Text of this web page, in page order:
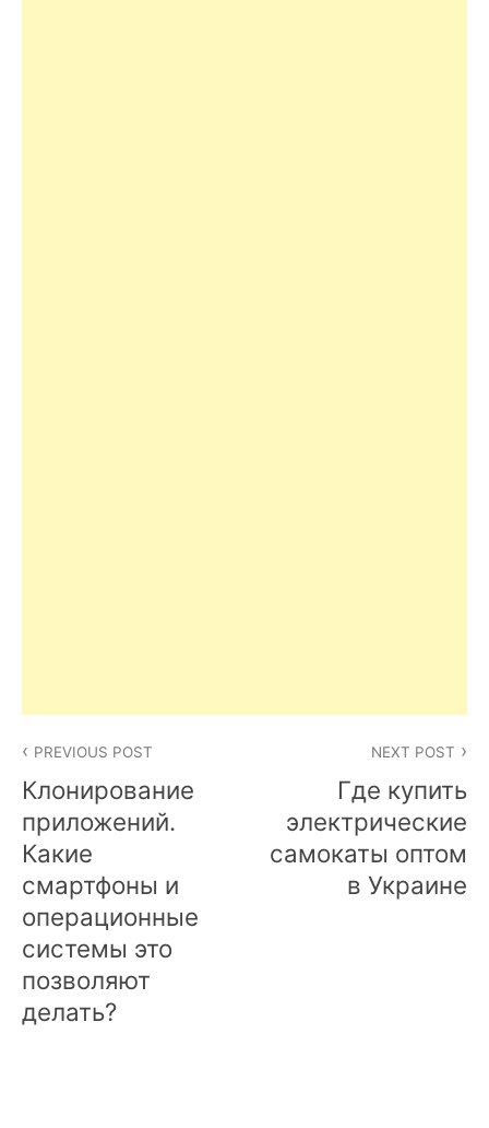
navigation
PREVIOUS POST
Клонирование
приложений.
Какие
смартфоны и
операционные
системы это
позволяют
делать?
NEXT POST
Где купить
электрические
самокаты оптом
в Украине